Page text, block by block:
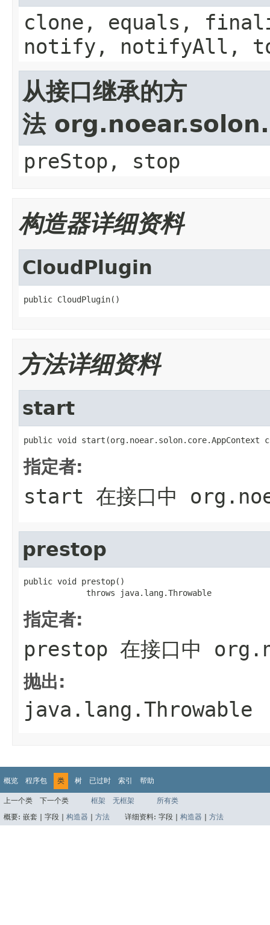
clone, equals,
notify, notifyAll,
从接口继承的方
法
preStop, stop
构造器详细资料
CloudPlugin
public CloudPlugin()
方法详细资料
start
public void start(org.noear.solon.core.AppContext
指定者:
start 在接口中
prestop
public void prestop()
             throws java.lang.Throwable
指定者:
prestop 在接口中
抛出:
java.lang.Throwable
概览 程序包 类 树 已过时 索引 帮助
上一个类 下一个类 框架 无框架
所有类
概要: 嵌套 | 字段 | 构造器 方法 详细资料: 字段 | 构造器 方法